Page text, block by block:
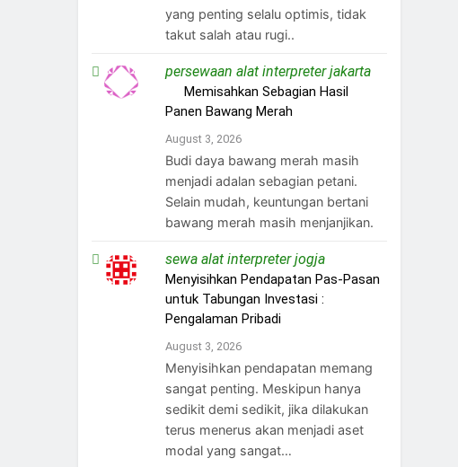
yang penting selalu optimis, tidak
takut salah atau rugi..
persewaan alat interpreter jakarta
Memisahkan Sebagian Hasil
Panen Bawang Merah
August 3, 2026
Budi daya bawang merah masih
menjadi adalan sebagian petani.
Selain mudah, keuntungan bertani
bawang merah masih menjanjikan.
sewa alat interpreter jogjaon
Menyisihkan Pendapatan Pas-Pasan
untuk Tabungan Investasi :
Pengalaman Pribadi
August 3, 2026
Menyisihkan pendapatan memang
sangat penting. Meskipun hanya
sedikit demi sedikit, jika dilakukan
terus menerus akan menjadi aset
modal yang sangat…